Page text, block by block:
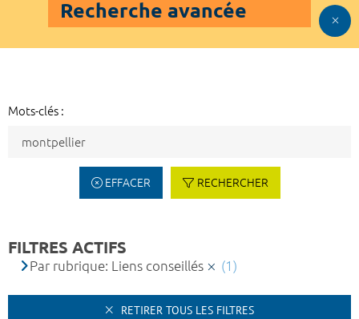
Recherche avancée
Mots-clés :
EFFACER RECHERCHER
FILTRES ACTIFS
Par rubrique: Liens conseillés (1)
RETIRER TOUS LES FILTRES